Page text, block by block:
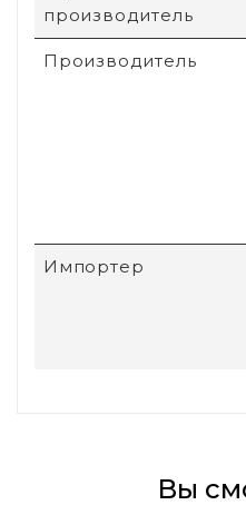
производитель
Производитель
Импортер
Вы